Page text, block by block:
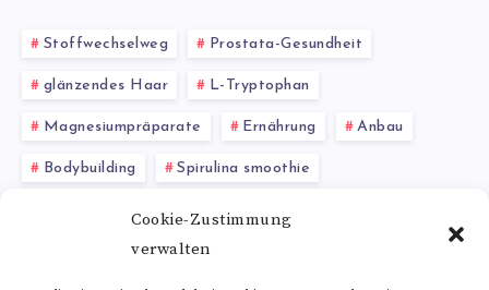
Cookie-Zustimmung
verwalten
Stoffwechselweg Prostata-Gesundheit
glänzendes Haar L-Tryptophan
Magnesiumpräparate Ernährung Anbau
Bodybuilding Spirulina smoothie
Chlorophyll Nahrungsergänzungsmittel
Ashwagandha Wirkung